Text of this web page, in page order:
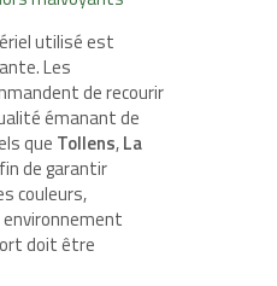
utilisé est
Les
de recourir
émanant de
que Tollens,La
de garantir
couleurs,
doit être